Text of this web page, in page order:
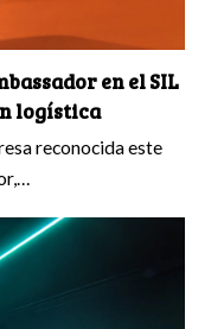
en el SIL
logística
reconocida este